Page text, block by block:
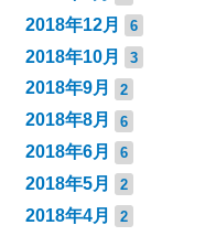
2018年12月 6
2018年10月 3
2018年9月 2
2018年8月 6
2018年6月 6
2018年5月 2
2018年4月 2